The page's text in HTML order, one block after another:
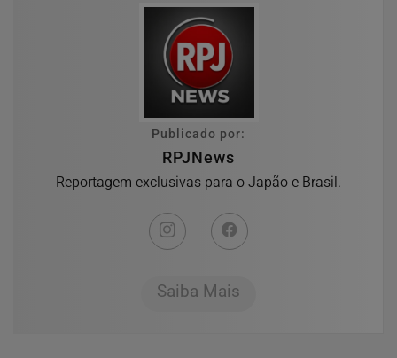
Publicado por:
RPJNews
Reportagem exclusivas para o Japão e Brasil.
Saiba Mais